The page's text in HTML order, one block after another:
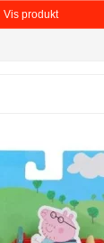
Vis produkt